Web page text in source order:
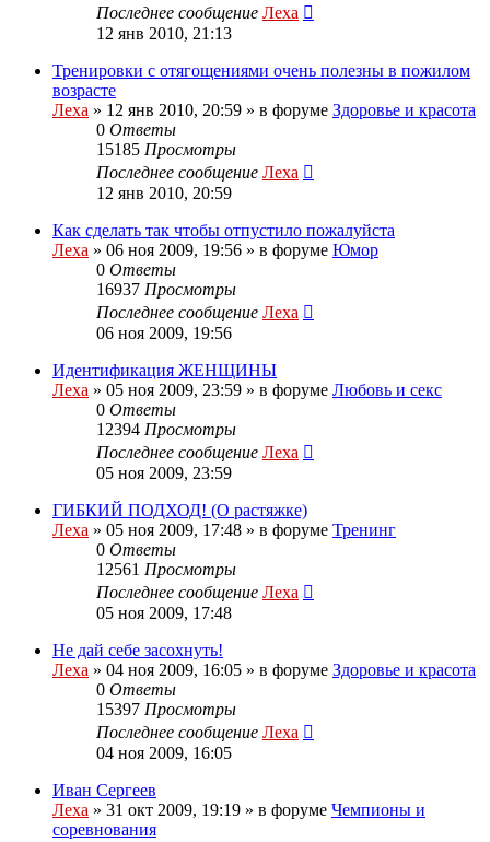
Последнее сообщение Леха
12 янв 2010, 21:13
Тренировки с отягощениями очень полезны в пожилом
возрасте
Леха » 12 янв 2010, 20:59 » в форуме Здоровье и красота
0 Ответы
15185 Просмотры
Последнее сообщение Леха
12 янв 2010, 20:59
Как сделать так чтобы отпустило пожалуйста
Леха » 06 ноя 2009, 19:56 » в форуме Юмор
0 Ответы
16937 Просмотры
Последнее сообщение Леха
06 ноя 2009, 19:56
Идентификация ЖЕНЩИНЫ
Леха » 05 ноя 2009, 23:59 » в форуме Любовь и секс
0 Ответы
12394 Просмотры
Последнее сообщение Леха
05 ноя 2009, 23:59
ГИБКИЙ ПОДХОД! (О растяжке)
Леха » 05 ноя 2009, 17:48 » в форуме Тренинг
0 Ответы
12561 Просмотры
Последнее сообщение Леха
05 ноя 2009, 17:48
Не дай себе засохнуть!
Леха » 04 ноя 2009, 16:05 » в форуме Здоровье и красота
0 Ответы
15397 Просмотры
Последнее сообщение Леха
04 ноя 2009, 16:05
Иван Сергеев
Леха » 31 окт 2009, 19:19 » в форуме Чемпионы и
соревнования